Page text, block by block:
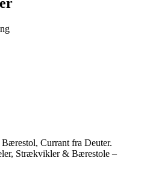
Currant fra Deuter.
Strækvikler & Bærestole –